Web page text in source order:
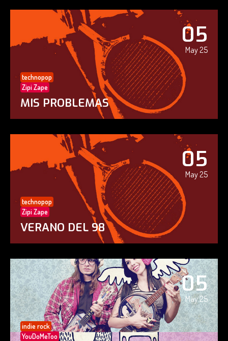
05
May 25
technopop
Zipi Zape
MIS PROBLEMAS
05
May 25
technopop
Zipi Zape
VERANO DEL 98
05
May 25
indie rock
YouDoMeToo